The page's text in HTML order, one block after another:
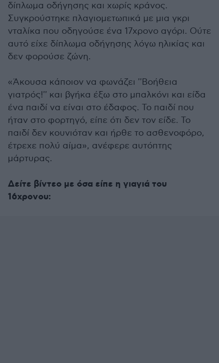
δίπλωμα οδήγησης και χωρίς κράνος.
Συγκρούστηκε πλαγιομετωπικά με μια γκρι
νταλίκα που οδηγούσε ένα 17χρονο αγόρι. Ούτε
αυτό είχε δίπλωμα οδήγησης λόγω ηλικίας και
δεν φορούσε ζώνη.
«Άκουσα κάποιον να φωνάζει ''Βοήθεια
γιατρός!'' και βγήκα έξω στο μπαλκόνι και είδα
ένα παιδί να είναι στο έδαφος. Το παιδί που
ήταν στο φορτηγό, είπε ότι δεν τον είδε. Το
παιδί δεν κουνιόταν και ήρθε το ασθενοφόρο,
έτρεχε πολύ αίμα», ανέφερε αυτόπτης
μάρτυρας.
Δείτε βίντεο με όσα είπε η γιαγιά του
16χρονου: